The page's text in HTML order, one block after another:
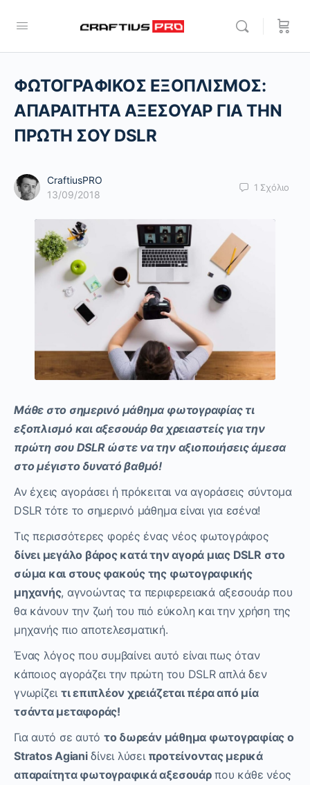
ΦΩΤΟΓΡΑΦΙΚΟΣ ΕΞΟΠΛΙΣΜΟΣ:
ΑΠΑΡΑΙΤΗΤΑ ΑΞΕΣΟΥΑΡ ΓΙΑ ΤΗΝ
ΠΡΩΤΗ ΣΟΥ DSLR
CraftiusPRO
13/09/2018
1 Σχόλιο
Μάθε στο σημερινό μάθημα φωτογραφίας τι
εξοπλισμό και αξεσουάρ θα χρειαστείς για την
πρώτη σου DSLR ώστε να την αξιοποιήσεις άμεσα
στο μέγιστο δυνατό βαθμό!
Αν έχεις αγοράσει ή πρόκειται να αγοράσεις σύντομα
DSLR τότε το σημερινό μάθημα είναι για εσένα!
Τις περισσότερες φορές ένας νέος φωτογράφος
δίνει μεγάλο βάρος κατά την αγορά μιας DSLR στο
σώμα και στους φακούς της φωτογραφικής
μηχανής, αγνοώντας τα περιφερειακά αξεσουάρ που
θα κάνουν την ζωή του πιό εύκολη και την χρήση της
μηχανής πιο αποτελεσματική.
Ένας λόγος που συμβαίνει αυτό είναι πως όταν
κάποιος αγοράζει την πρώτη του DSLR απλά δεν
γνωρίζει τι επιπλέον χρειάζεται πέρα από μία
τσάντα μεταφοράς!
Για αυτό σε αυτό το δωρεάν μάθημα φωτογραφίας ο
Stratos Agianiδίνει λύσειπροτείνοντας μερικά
απαραίτητα φωτογραφικά αξεσουάρπου κάθε νέος